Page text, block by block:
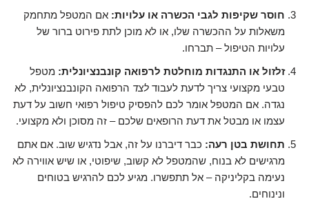
חוסר שקיפות לגבי הכשרה או עלויות: אם המטפל מתחמק
משאלות על ההכשרה שלו, או לא מוכן לתת פירוט ברור של
עלויות הטיפול – תברחו.
זלזול או התנגדות מוחלטת לרפואה קונבנציונלית: מטפל
טבעי מקצועי צריך לדעת לעבוד לצד הרפואה הקונבנציונלית, לא
נגדה. אם המטפל אומר לכם להפסיק טיפול רפואי חשוב על דעת
עצמו או מבטל את דעת הרופאים שלכם – זה מסוכן ולא מקצועי.
תחושת בטן רעה: כבר דיברנו על זה, אבל נדגיש שוב. אם אתם
מרגישים לא בנוח, שהמטפל לא קשוב, שיפוטי, או שיש אווירה לא
נעימה בקליניקה – אל תתפשרו. מגיע לכם להרגיש בטוחים
ונינוחים.